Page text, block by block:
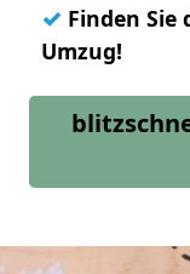
✓ Finden
Umzug!